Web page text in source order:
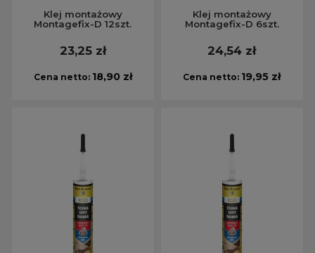
Klej montażowy
Montagefix-D 12szt.
23,25 zł
Cena netto: 18,90 zł
Klej montażowy
Montagefix-D 6szt.
24,54 zł
Cena netto: 19,95 zł